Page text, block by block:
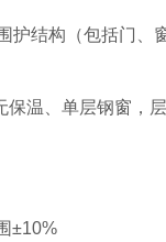
护结构（包括门、
保温、单层钢窗，
±10%